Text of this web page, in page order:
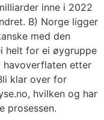
inne i 2022
B) Norge ligger
med den
helt for ei øygruppe
havoverflaten etter
klar over for
hvilken og har
prosessen.